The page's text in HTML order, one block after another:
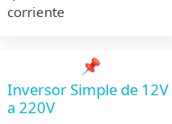
corriente
📌
Inversor Simple de 12V
a 220V